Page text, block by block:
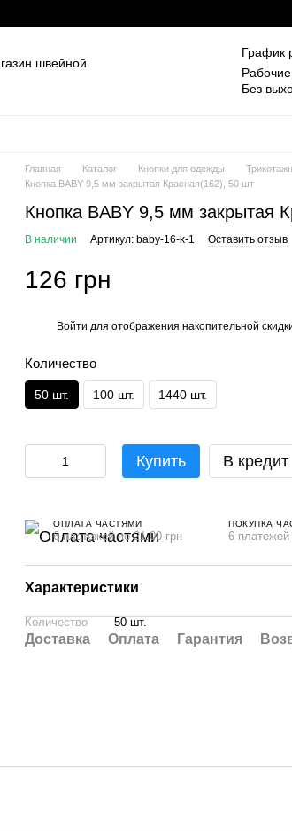
График
Без
Главная Каталог Кнопки для одежды
Кнопка BABY 9,5 мм закрытая Красная(162), 50 шт
Кнопка BABY 9,5 мм закрытая
В наличии Артикул: baby-16-k-1 Оставить отзыв
126 грн
Войти для отображения накопительной
Количество
50 шт. 100 шт. 1440 шт.
Купить В кредит
ОПЛАТА ЧАСТЯМИ
6 платежей по 21.00 грн
ПОКУПКА
6 платежей
Характеристики
Количество 50 шт.
Доставка Оплата Гарантия